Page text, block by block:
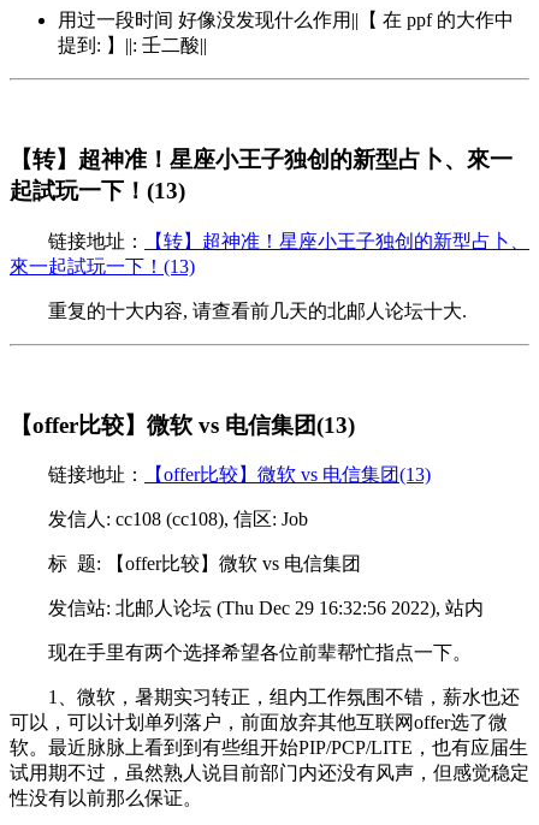
用过一段时间 好像没发现什么作用||【 在 ppf 的大作中
提到: 】||: 壬二酸||
【转】超神准！星座小王子独创的新型占卜、來一
起試玩一下！(13)
链接地址：
【转】超神准！星座小王子独创的新型占卜、
來一起試玩一下！(13)
重复的十大内容, 请查看前几天的北邮人论坛十大.
【offer比较】微软 vs 电信集团(13)
链接地址： 【offer比较】微软 vs 电信集团(13)
发信人: cc108 (cc108), 信区: Job
标 题: 【offer比较】微软 vs 电信集团
发信站: 北邮人论坛 (Thu Dec 29 16:32:56 2022), 站内
现在手里有两个选择希望各位前辈帮忙指点一下。
1、微软，暑期实习转正，组内工作氛围不错，薪水也还
可以，可以计划单列落户，前面放弃其他互联网offer选了微
软。最近脉脉上看到到有些组开始PIP/PCP/LITE，也有应届生
试用期不过，虽然熟人说目前部门内还没有风声，但感觉稳定
性没有以前那么保证。